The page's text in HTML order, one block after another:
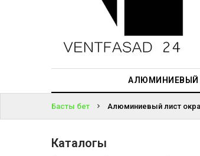
АЛЮМИНИЕВЫЙ
ПРОЕКТИРОВАНИЕ
ПАРОЛЬДІ
БА?
Басты бет Алюминиевый лист
Каталогы